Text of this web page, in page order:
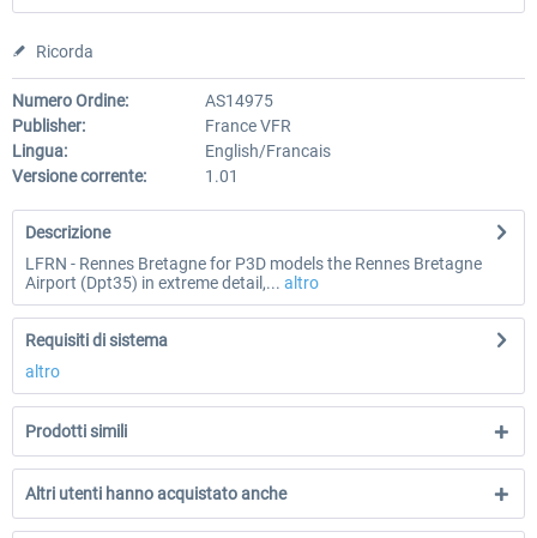
Ricorda
Numero Ordine:
AS14975
Publisher:
France VFR
Lingua:
English/Francais
Versione corrente:
1.01
Descrizione
LFRN - Rennes Bretagne for P3D models the Rennes Bretagne
Airport (Dpt35) in extreme detail,... altro
Requisiti di sistema
altro
Prodotti simili
Altri utenti hanno acquistato anche